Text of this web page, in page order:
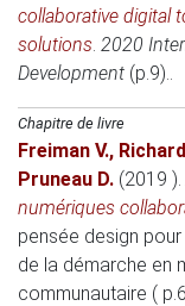
collaborative digital
solutions. 2020
Development (p.9)..
Chapitre de livre
Freiman V.,
Pruneau D. (2019 ).
numériques
pensée design
de la démarche en
communautaire (